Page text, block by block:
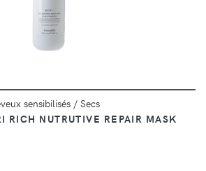
sensibilisés / Secs
RICH NUTRUTIVE REPAIR MASK